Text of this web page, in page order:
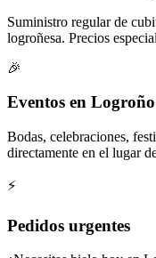
Suministro regular de
logroñesa. Precios
🎉
Eventos en Logroño
Bodas, celebraciones,
directamente en el lugar
⚡
Pedidos urgentes